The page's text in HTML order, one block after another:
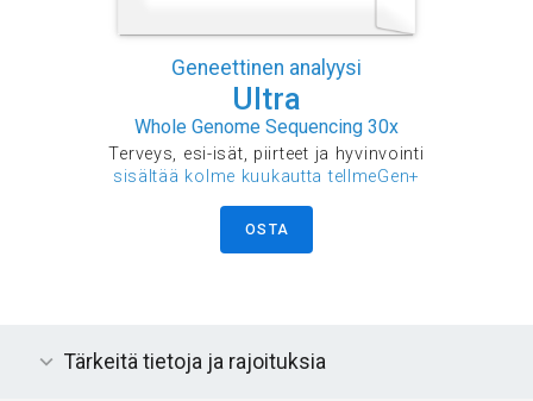
Geneettinen analyysi
Ultra
Whole Genome Sequencing 30x
Terveys, esi-isät, piirteet ja hyvinvointi
sisältää kolme kuukautta tellmeGen+
OSTA
Tärkeitä tietoja ja rajoituksia